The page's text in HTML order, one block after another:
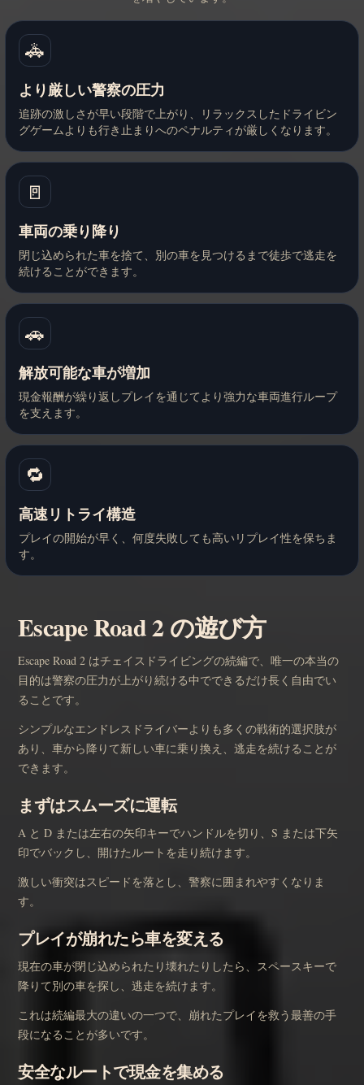
🚓
より厳しい警察の圧力
追跡の激しさが早い段階で上がり、リラックスしたドライビン
グゲームよりも行き止まりへのペナルティが厳しくなります。
🚪
車両の乗り降り
閉じ込められた車を捨て、別の車を見つけるまで徒歩で逃走を
続けることができます。
🚗
解放可能な車が増加
現金報酬が繰り返しプレイを通じてより強力な車両進行ループ
を支えます。
🔁
高速リトライ構造
プレイの開始が早く、何度失敗しても高いリプレイ性を保ちま
す。
Escape Road 2 の遊び方
Escape Road 2 はチェイスドライビングの続編で、唯一の本当の
目的は警察の圧力が上がり続ける中でできるだけ長く自由でい
ることです。
シンプルなエンドレスドライバーよりも多くの戦術的選択肢が
あり、車から降りて新しい車に乗り換え、逃走を続けることが
できます。
まずはスムーズに運転
A と D または左右の矢印キーでハンドルを切り、S または下矢
印でバックし、開けたルートを走り続けます。
激しい衝突はスピードを落とし、警察に囲まれやすくなりま
す。
プレイが崩れたら車を変える
現在の車が閉じ込められたり壊れたりしたら、スペースキーで
降りて別の車を探し、逃走を続けます。
これは続編最大の違いの一つで、崩れたプレイを救う最善の手
段になることが多いです。
安全なルートで現金を集める